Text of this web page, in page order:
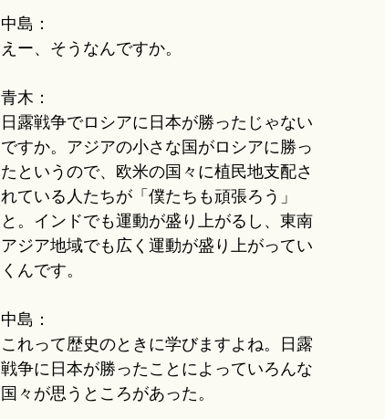
中島：
えー、そうなんですか。
青木：
日露戦争でロシアに日本が勝ったじゃない
ですか。アジアの小さな国がロシアに勝っ
たというので、欧米の国々に植民地支配さ
れている人たちが「僕たちも頑張ろう」
と。インドでも運動が盛り上がるし、東南
アジア地域でも広く運動が盛り上がってい
くんです。
中島：
これって歴史のときに学びますよね。日露
戦争に日本が勝ったことによっていろんな
国々が思うところがあった。